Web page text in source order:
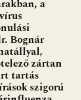
a
Bognár
zártan
tartás
szigorú